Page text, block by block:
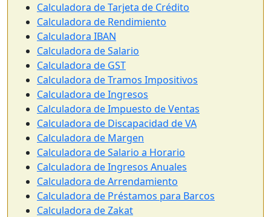
Calculadora de Tarjeta de Crédito
Calculadora de Rendimiento
Calculadora IBAN
Calculadora de Salario
Calculadora de GST
Calculadora de Tramos Impositivos
Calculadora de Ingresos
Calculadora de Impuesto de Ventas
Calculadora de Discapacidad de VA
Calculadora de Margen
Calculadora de Salario a Horario
Calculadora de Ingresos Anuales
Calculadora de Arrendamiento
Calculadora de Préstamos para Barcos
Calculadora de Zakat